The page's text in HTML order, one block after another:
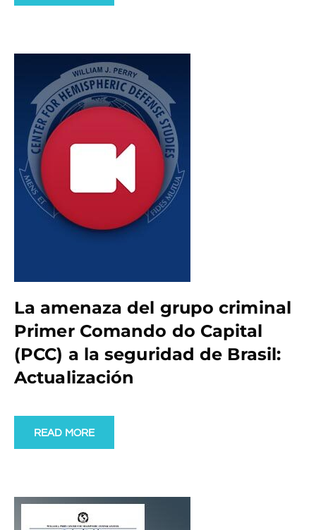
La amenaza del grupo criminal
Primer Comando do Capital
(PCC) a la seguridad de Brasil:
Actualización
READ MORE